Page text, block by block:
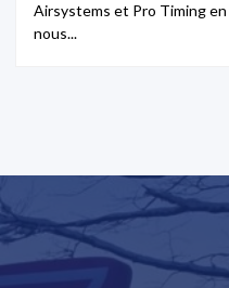
Airsystems et Pro Timing en
nous...